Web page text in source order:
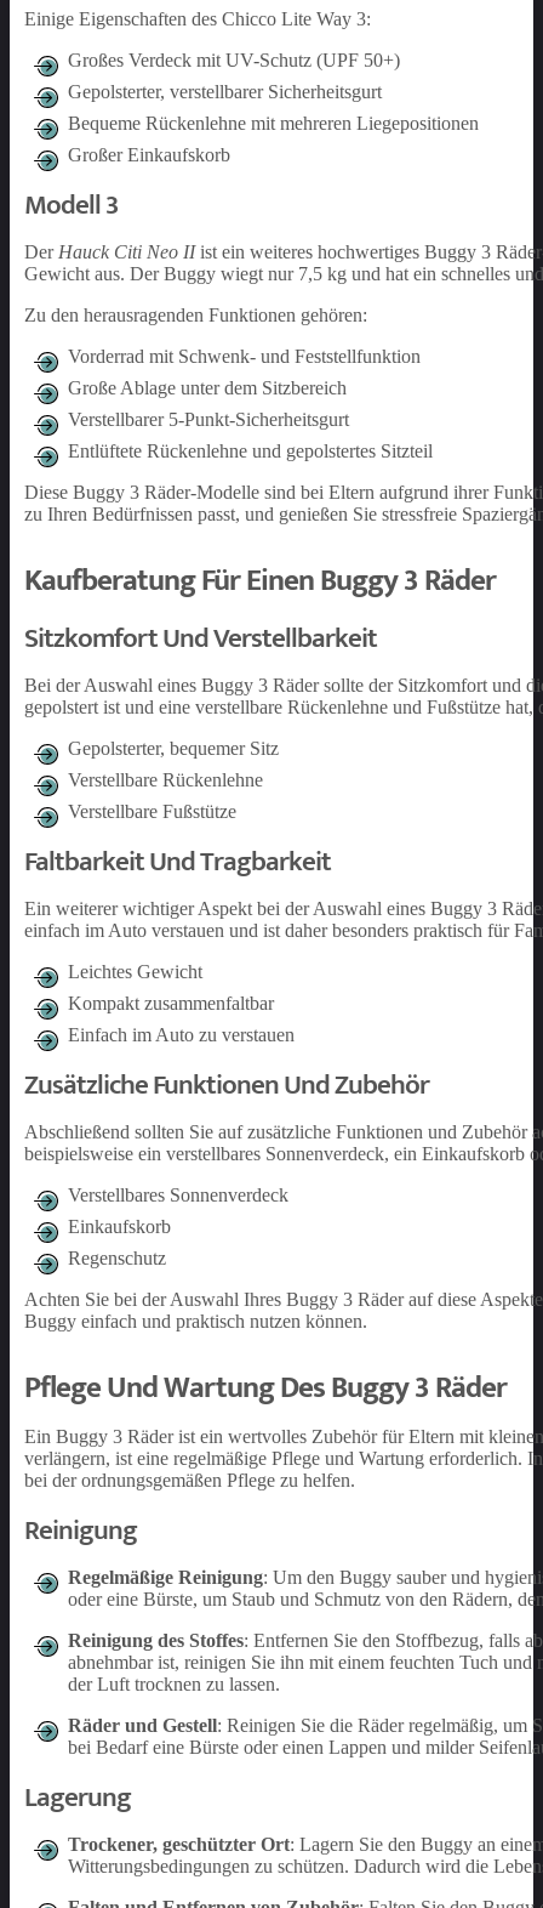
Einige Eigenschaften des Chicco Lite Way 3:
Großes Verdeck mit UV-Schutz (UPF 50+)
Gepolsterter, verstellbarer Sicherheitsgurt
Bequeme Rückenlehne mit mehreren Liegepositionen
Großer Einkaufskorb
Modell 3
Der Hauck Citi Neo IIist ein weiteres hochwertiges Buggy 3
Gewicht aus. Der Buggy wiegt nur 7,5 kg und hat ein schnelles
Zu den herausragenden Funktionen gehören:
Vorderrad mit Schwenk- und Feststellfunktion
Große Ablage unter dem Sitzbereich
Verstellbarer 5-Punkt-Sicherheitsgurt
Entlüftete Rückenlehne und gepolstertes Sitzteil
Diese Buggy 3 Räder-Modelle sind bei Eltern aufgrund ihrer
zu Ihren Bedürfnissen passt, und genießen Sie stressfreie
Kaufberatung Für Einen Buggy 3 Räder
Sitzkomfort Und Verstellbarkeit
Bei der Auswahl eines Buggy 3 Räder sollte der Sitzkomfort und
gepolstert ist und eine verstellbare Rückenlehne und Fußstütze
Gepolsterter, bequemer Sitz
Verstellbare Rückenlehne
Verstellbare Fußstütze
Faltbarkeit Und Tragbarkeit
Ein weiterer wichtiger Aspekt bei der Auswahl eines Buggy 3
einfach im Auto verstauen und ist daher besonders praktisch für
Leichtes Gewicht
Kompakt zusammenfaltbar
Einfach im Auto zu verstauen
Zusätzliche Funktionen Und Zubehör
Abschließend sollten Sie auf zusätzliche Funktionen und Zubehör
beispielsweise ein verstellbares Sonnenverdeck, ein Einkaufskorb
Verstellbares Sonnenverdeck
Einkaufskorb
Regenschutz
Achten Sie bei der Auswahl Ihres Buggy 3 Räder auf diese
Buggy einfach und praktisch nutzen können.
Pflege Und Wartung Des Buggy 3 Räder
Ein Buggy 3 Räder ist ein wertvolles Zubehör für Eltern mit
verlängern, ist eine regelmäßige Pflege und Wartung erforderlich.
bei der ordnungsgemäßen Pflege zu helfen.
Reinigung
Regelmäßige Reinigung: Um den Buggy sauber und
oder eine Bürste, um Staub und Schmutz von den Rädern,
Reinigung des Stoffes: Entfernen Sie den Stoffbezug, falls
abnehmbar ist, reinigen Sie ihn mit einem feuchten Tuch
der Luft trocknen zu lassen.
Räder und Gestell: Reinigen Sie die Räder regelmäßig, um
bei Bedarf eine Bürste oder einen Lappen und milder
Lagerung
Trockener, geschützter Ort: Lagern Sie den Buggy an
Witterungsbedingungen zu schützen. Dadurch wird die